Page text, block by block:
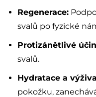
Regenerace:
svalů po fyzické
Protizánětlivé
svalů.
Hydratace a
pokožku,